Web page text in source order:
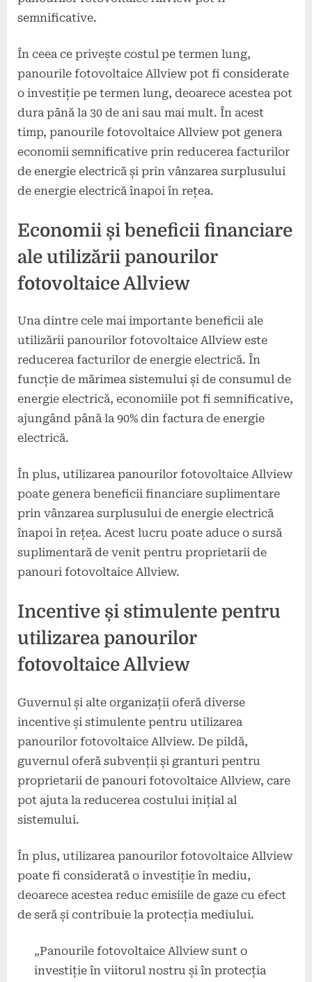
semnificative.
În ceea ce privește costul pe termen lung,
panourile fotovoltaice Allview pot fi considerate
o investiție pe termen lung, deoarece acestea pot
dura până la 30 de ani sau mai mult. În acest
timp, panourile fotovoltaice Allview pot genera
economii semnificative prin reducerea facturilor
de energie electrică și prin vânzarea surplusului
de energie electrică înapoi în rețea.
Economii și beneficii financiare
ale utilizării panourilor
fotovoltaice Allview
Una dintre cele mai importante beneficii ale
utilizării panourilor fotovoltaice Allview este
reducerea facturilor de energie electrică. În
funcție de mărimea sistemului și de consumul de
energie electrică, economiile pot fi semnificative,
ajungând până la 90% din factura de energie
electrică.
În plus, utilizarea panourilor fotovoltaice Allview
poate genera beneficii financiare suplimentare
prin vânzarea surplusului de energie electrică
înapoi în rețea. Acest lucru poate aduce o sursă
suplimentară de venit pentru proprietarii de
panouri fotovoltaice Allview.
Incentive și stimulente pentru
utilizarea panourilor
fotovoltaice Allview
Guvernul și alte organizații oferă diverse
incentive și stimulente pentru utilizarea
panourilor fotovoltaice Allview. De pildă,
guvernul oferă subvenții și granturi pentru
proprietarii de panouri fotovoltaice Allview, care
pot ajuta la reducerea costului inițial al
sistemului.
În plus, utilizarea panourilor fotovoltaice Allview
poate fi considerată o investiție în mediu,
deoarece acestea reduc emisiile de gaze cu efect
de seră și contribuie la protecția mediului.
„Panourile fotovoltaice Allview sunt o
investiție în viitorul nostru și în protecția